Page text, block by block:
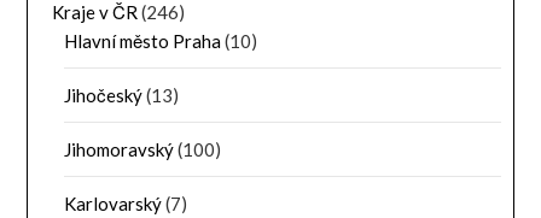
Kraje v ČR (246)
Hlavní město Praha(10)
Jihočeský(13)
Jihomoravský(100)
Karlovarský(7)